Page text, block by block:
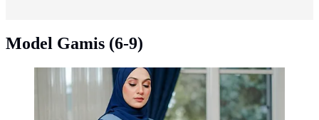
Model Gamis (6-9)